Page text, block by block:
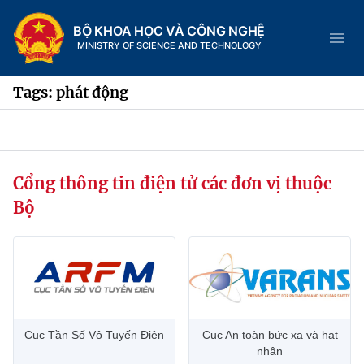
BỘ KHOA HỌC VÀ CÔNG NGHỆ
MINISTRY OF SCIENCE AND TECHNOLOGY
Trang chủ
Chức năng nhiệm vụ
Tin tức sự kiện
Hệ thống văn bản
Tags: phát động
Cổng thông tin điện tử các đơn vị thuộc
Bộ
Cục Tần Số Vô Tuyến Điện
Cục An toàn bức xạ và hạt
nhân